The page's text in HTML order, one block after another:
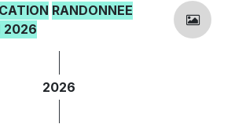
​RANDONNEE
2026
2026